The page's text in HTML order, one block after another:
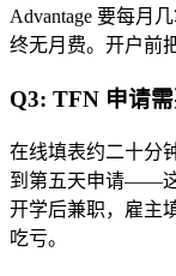
Advantage 要每月
终无月费。开户前
Q3: TFN 申请
在线填表约二十分
到第五天申请——这
开学后兼职，雇主
吃亏。